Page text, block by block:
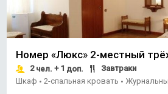
Номер «Люкс» 2-местный
2чел. + 1 доп.
Завтраки
Шкаф • 2-спальная кровать •